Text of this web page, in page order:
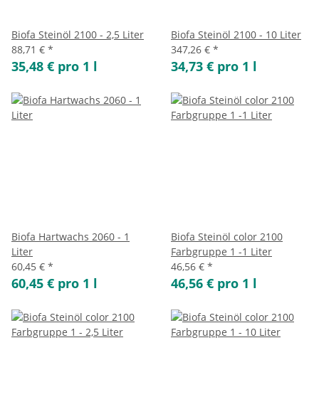
Biofa Steinöl 2100 - 2,5 Liter
88,71 € *
35,48 € pro 1 l
Biofa Steinöl 2100 - 10 Liter
347,26 € *
34,73 € pro 1 l
Biofa Hartwachs 2060 - 1
Liter
60,45 € *
60,45 € pro 1 l
Biofa Steinöl color 2100
Farbgruppe 1 -1 Liter
46,56 € *
46,56 € pro 1 l